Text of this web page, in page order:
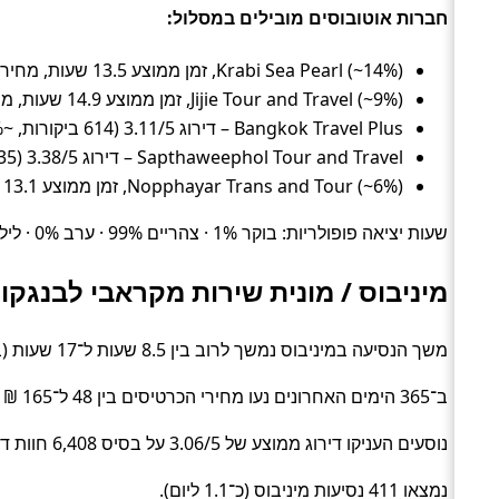
חברות אוטובוסים מובילים במסלול:
Krabi Sea Pearl (~14%), זמן ממוצע 13.5 שעות, מחיר ממוצע ~97 ₪
Jijie Tour and Travel (~9%), זמן ממוצע 14.9 שעות, מחיר ממוצע ~95 ₪
Bangkok Travel Plus – דירוג 3.11/5 (614 ביקורות, ~9%), זמן ממוצע 14.5 שעות, מחיר ממוצע ~66 ₪
Sapthaweephol Tour and Travel – דירוג 3.38/5 (335 ביקורות, ~8%), זמן ממוצע 13.8 שעות, מחיר ממוצע ~62 ₪
Nopphayar Trans and Tour (~6%), זמן ממוצע 13.1 שעות, מחיר ממוצע ~78 ₪
שעות יציאה פופולריות: בוקר 1% · צהריים 99% · ערב 0% · לילה 0%.
מיניבוס / מונית שירות מקראבי
משך הנסיעה במיניבוס נמשך לרוב בין 8.5 שעות ל־17 שעות (בממוצע כ־14.2 שעות) (Shuttle).
ב־365 הימים האחרונים נעו מחירי הכרטיסים בין 48 ל־165 ₪ (ממוצע כ־86 ₪).
נוסעים העניקו דירוג ממוצע של 3.06/5 על בסיס 6,408 חוות דעת.
נמצאו 411 נסיעות מיניבוס (כ־1.1 ליום).